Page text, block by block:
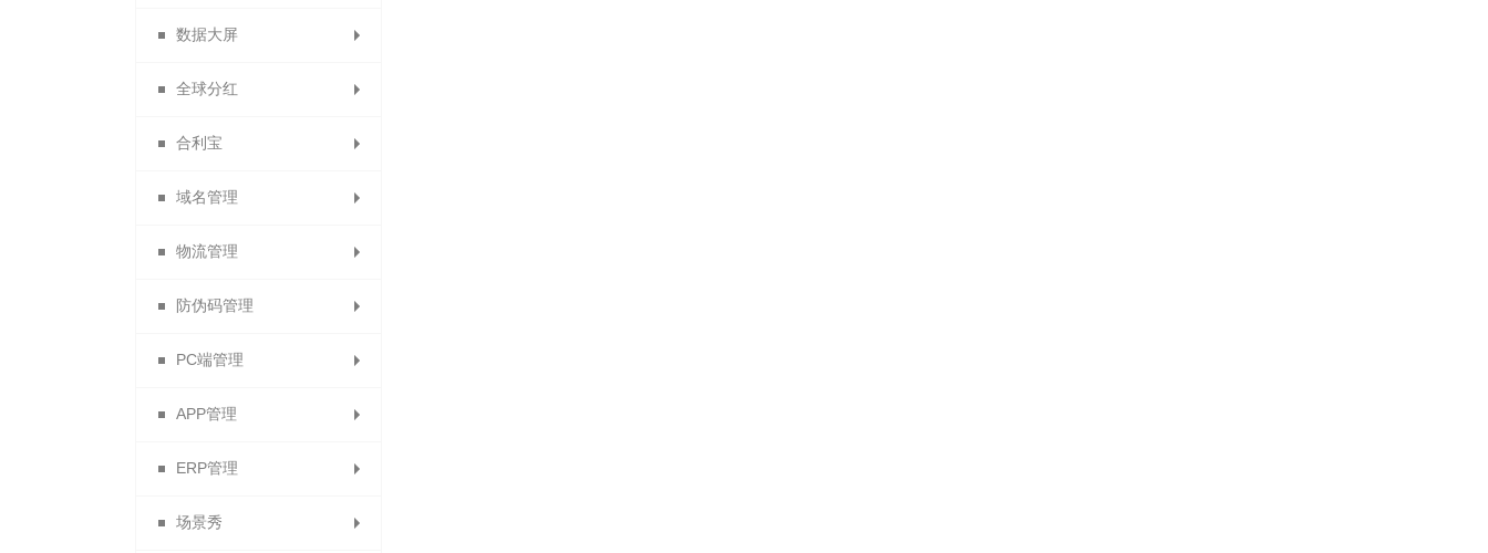
商品统计
订单统计
供应商财务报表
商品统计
会员分析
优惠券统计
拼团统计
秒杀统计
商品销售排行
数据排名
数据大屏
数据大屏
全球分红
动态分红
分红计算规则
分红记录
合利宝
合利宝交易
域名管理
免费申请域名
绑定域名
物流管理
运费模板
电子面单
快递单模板列表
顺丰电子面单
提货点管理
防伪码管理
防伪设置
防伪码批次列表
PC端管理
导航管理
客服QQ
单页管理与添加单页
APP管理
APP下载
ERP管理
场景秀